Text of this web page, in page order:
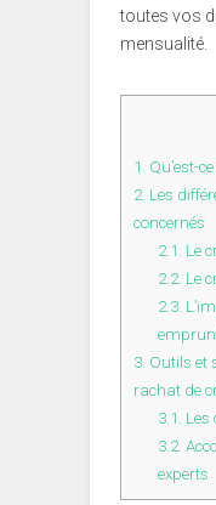
toutes vos
mensualité.
1. Qu’est-
2. Les
concernés
2.1. Le
2.2. Le
2.3.
3. Outils et
rachat de
3.1. Les
3.2.
experts